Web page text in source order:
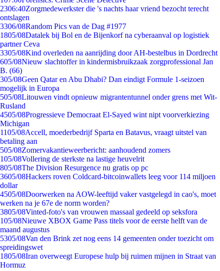
2306:40Zorgmedewerkster die 's nachts haar vriend bezocht terecht
ontslagen
3306/08Random Pics van de Dag #1977
1805/08Datalek bij Bol en de Bijenkorf na cyberaanval op logistiek
partner Ceva
3305/08Kind overleden na aanrijding door AH-bestelbus in Dordrecht
605/08Nieuw slachtoffer in kindermisbruikzaak zorgprofessional Jan
B. (66)
305/08Geen Qatar en Abu Dhabi? Dan eindigt Formule 1-seizoen
mogelijk in Europa
505/08Litouwen vindt opnieuw migrantentunnel onder grens met Wit-
Rusland
4505/08Progressieve Democraat El-Sayed wint nipt voorverkiezing
Michigan
1105/08Accell, moederbedrijf Sparta en Batavus, vraagt uitstel van
betaling aan
505/08Zomervakantieweerbericht: aanhoudend zomers
105/08Vollering de sterkste na lastige heuvelrit
805/08The Division Resurgence nu gratis op pc
3605/08Hackers roven Coldcard-bitcoinwallets leeg voor 114 miljoen
dollar
4505/08Doorwerken na AOW-leeftijd vaker vastgelegd in cao's, moet
werken na je 67e de norm worden?
3805/08Vinted-foto's van vrouwen massaal gedeeld op seksfora
105/08Nieuwe XBOX Game Pass titels voor de eerste helft van de
maand augustus
5305/08Van den Brink zet nog eens 14 gemeenten onder toezicht om
spreidingswet
1805/08Iran overweegt Europese hulp bij ruimen mijnen in Straat van
Hormuz